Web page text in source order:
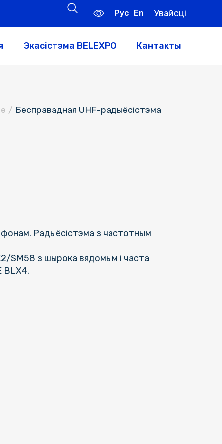
Рус En Увайсці
Экасістэма BELEXPO Кантакты
/ Бесправадная UHF-радыёсістэма
Радыёсістэма з частотным
SM58 з шырока вядомым і часта
BLX4.